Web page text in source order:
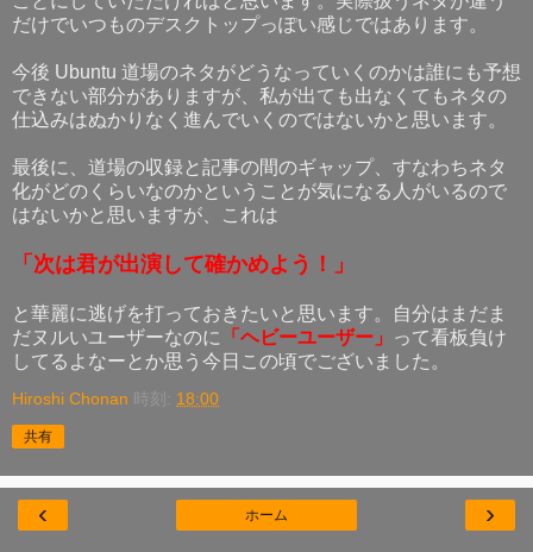
だけでいつものデスクトップっぽい感じではあります。
今後 Ubuntu 道場のネタがどうなっていくのかは誰にも予想
できない部分がありますが、私が出ても出なくてもネタの
仕込みはぬかりなく進んでいくのではないかと思います。
最後に、道場の収録と記事の間のギャップ、すなわちネタ
化がどのくらいなのかということが気になる人がいるので
はないかと思いますが、これは
「次は君が出演して確かめよう！」
と華麗に逃げを打っておきたいと思います。自分はまだま
だヌルいユーザーなのに
「ヘビーユーザー」
って看板負け
してるよなーとか思う今日この頃でございました。
Hiroshi Chonan 時刻: 18:00
共有
‹ ›
ホーム